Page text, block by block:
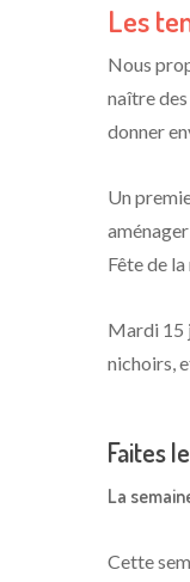
Les
Nous
naître
donner
Un
Fête de
Mardi 15
nichoirs,
Faites
La
Cette